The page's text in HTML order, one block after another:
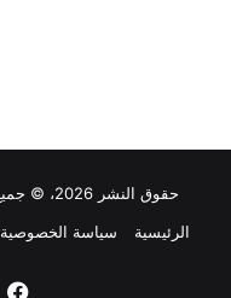
حقوق النشر 2026، © جميع الحقوق محفوظة |
الرئيسية
سياسة الخصوصية